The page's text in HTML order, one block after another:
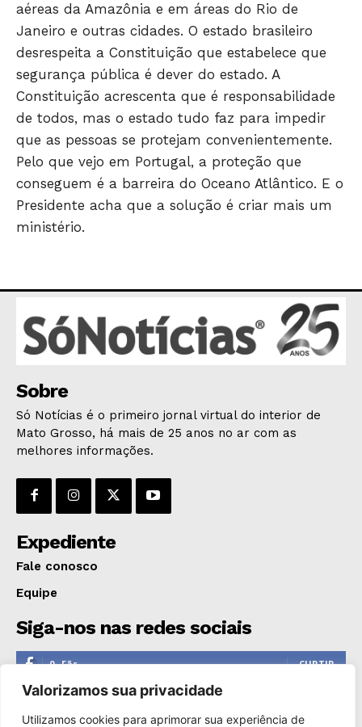
Valorizamos sua privacidade
Utilizamos cookies para aprimorar sua experiência de
aéreas da Amazônia e em áreas do Rio de
Janeiro e outras cidades. O estado brasileiro
desrespeita a Constituição que estabelece que
segurança pública é dever do estado. A
Constituição acrescenta que é responsabilidade
de todos, mas o estado tudo faz para impedir
que as pessoas se protejam convenientemente.
Pelo que vejo em Portugal, a proteção que
conseguem é a barreira do Oceano Atlântico. E o
Presidente acha que a solução é criar mais um
ministério.
Sobre
Só Notícias é o primeiro jornal virtual do interior de
Mato Grosso, há mais de 25 anos no ar com as
melhores informações.
Expediente
Fale conosco
Equipe
Siga-nos nas redes sociais
0 Fãs CURTIR
0 Seguidores